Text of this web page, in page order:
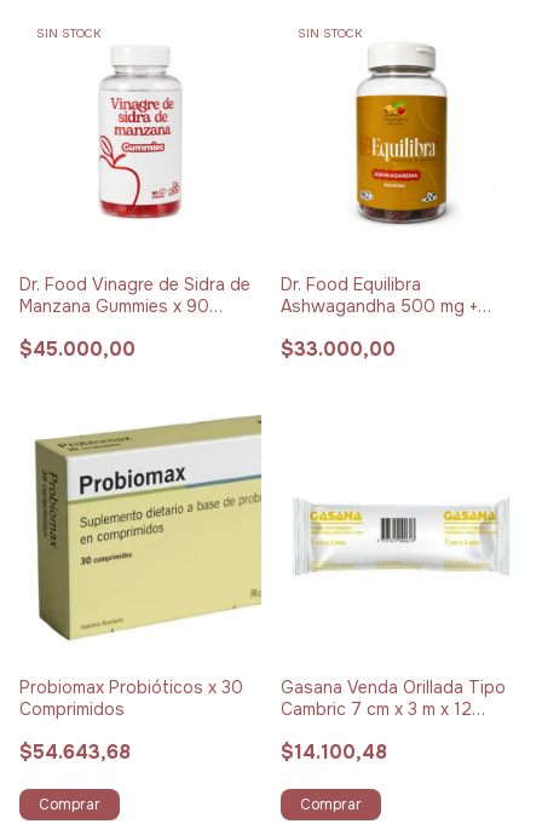
SIN STOCK
Dr. Food Vinagre de Sidra de
Manzana Gummies x 90
$45.000,00
SIN STOCK
Dr. Food Equilibra
Ashwagandha 500 mg +
unidades
$33.000,00
Probiomax Probióticos x 30
Comprimidos
$54.643,68
Comprar
Gasana Venda Orillada Tipo
Cambric 7 cm x 3 m x 12
$14.100,48
Comprar